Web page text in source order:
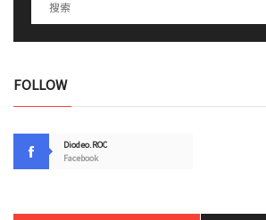
FOLLOW
Diodeo.ROC
Facebook